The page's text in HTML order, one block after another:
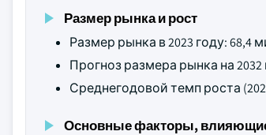
Размер рынка и рост
Размер рынка в 2023 году:
Прогноз размера рынка на
Среднегодовой темп роста
Основные факторы,